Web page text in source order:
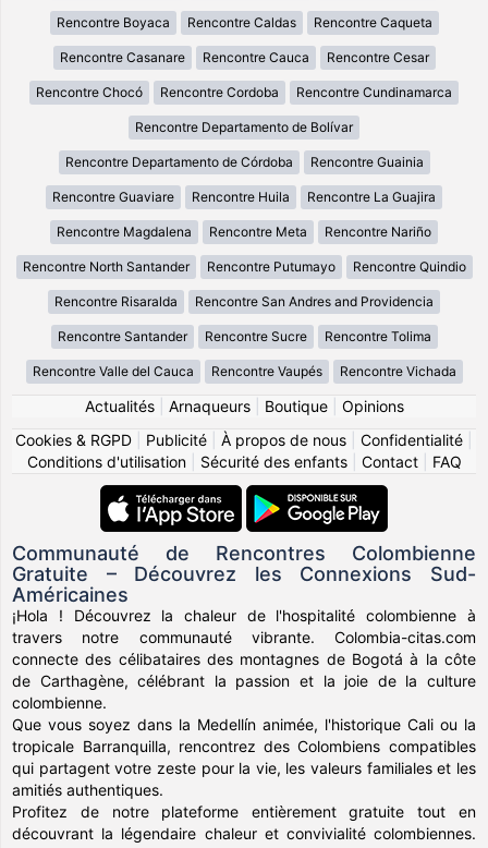
Rencontre Boyaca Rencontre Caldas Rencontre Caqueta
Rencontre Casanare Rencontre Cauca Rencontre Cesar
Rencontre Chocó Rencontre Cordoba Rencontre Cundinamarca
Rencontre Departamento de Bolívar
Rencontre Departamento de Córdoba Rencontre Guainia
Rencontre Guaviare Rencontre Huila Rencontre La Guajira
Rencontre Magdalena Rencontre Meta Rencontre Nariño
Rencontre North Santander Rencontre Putumayo Rencontre Quindio
Rencontre Risaralda Rencontre San Andres and Providencia
Rencontre Santander Rencontre Sucre Rencontre Tolima
Rencontre Valle del Cauca Rencontre Vaupés Rencontre Vichada
Actualités| Arnaqueurs| Boutique| Opinions
Cookies & RGPD
Publicité À propos de nous Confidentialité
Conditions d'utilisation| Sécurité des enfants| Contact| FAQ
Communauté de Rencontres Colombienne
Gratuite – Découvrez les Connexions Sud-
Américaines
¡Hola ! Découvrez la chaleur de l'hospitalité colombienne à
travers notre communauté vibrante. Colombia-citas.com
connecte des célibataires des montagnes de Bogotá à la côte
de Carthagène, célébrant la passion et la joie de la culture
colombienne.
Que vous soyez dans la Medellín animée, l'historique Cali ou la
tropicale Barranquilla, rencontrez des Colombiens compatibles
qui partagent votre zeste pour la vie, les valeurs familiales et les
amitiés authentiques.
Profitez de notre plateforme entièrement gratuite tout en
découvrant la légendaire chaleur et convivialité colombiennes.